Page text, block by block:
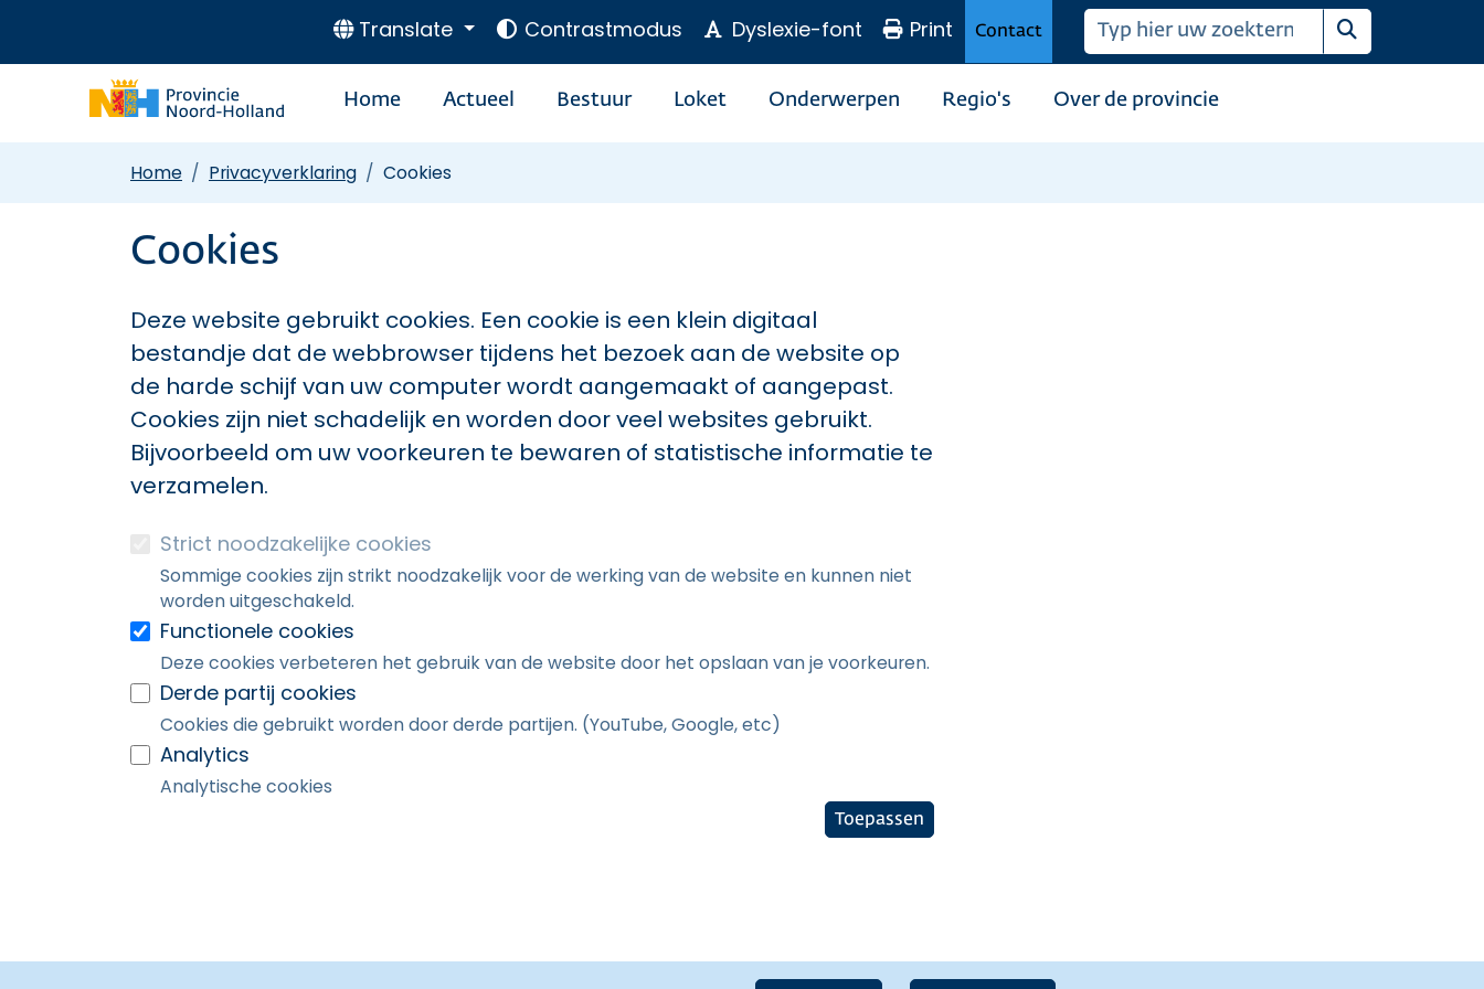
Translate Contrastmodus Dyslexie-font Print Contact
Zoeken
Home Actueel Bestuur Loket Onderwerpen Regio's Over de provincie
Home Privacyverklaring Cookies
Cookies
Deze website gebruikt cookies. Een cookie is een klein digitaal
bestandje dat de webbrowser tijdens het bezoek aan de website op
de harde schijf van uw computer wordt aangemaakt of aangepast.
Cookies zijn niet schadelijk en worden door veel websites gebruikt.
Bijvoorbeeld om uw voorkeuren te bewaren of statistische informatie te
verzamelen.
Strict noodzakelijke cookies
Sommige cookies zijn strikt noodzakelijk voor de werking van de website en kunnen niet
worden uitgeschakeld.
Functionele cookies
Deze cookies verbeteren het gebruik van de website door het opslaan van je voorkeuren.
Derde partij cookies
Cookies die gebruikt worden door derde partijen. (YouTube, Google, etc)
Analytics
Analytische cookies
Toepassen